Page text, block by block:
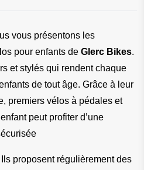
vous présentons les
pour enfants de Glerc Bikes.
et stylés qui rendent chaque
de tout âge. Grâce à leur
premiers vélos à pédales et
peut profiter d’une
Ils proposent régulièrement des